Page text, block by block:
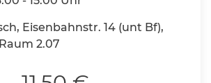
Eisenbahnstr. 14 (unt Bf),
2.07